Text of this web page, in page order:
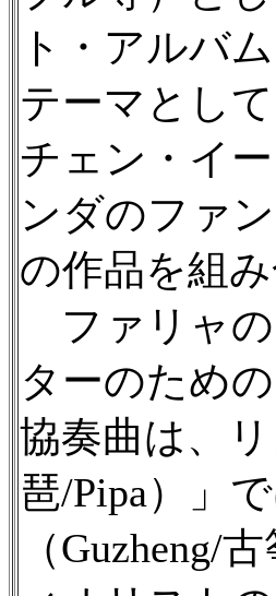
ト・アルバ
テーマとし
チェン・イ
ンダのファ
の作品を組
ファリャの
ターのため
協奏曲は、
琶/Pipa）」
（Guzheng/